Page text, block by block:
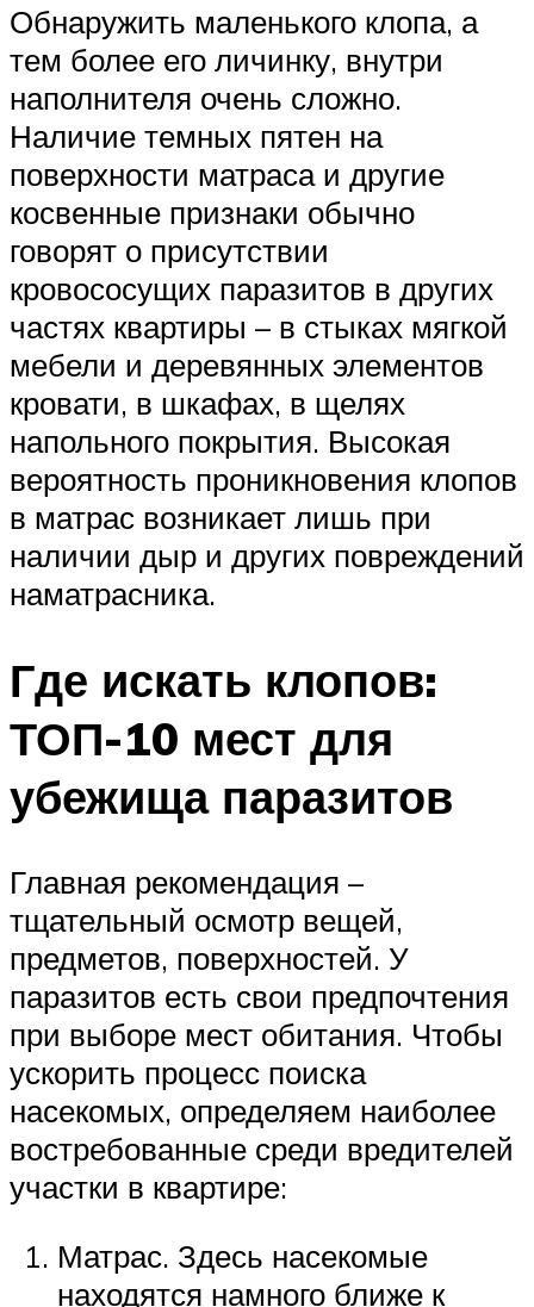
Обнаружить маленького клопа, а
тем более его личинку, внутри
наполнителя очень сложно.
Наличие темных пятен на
поверхности матраса и другие
косвенные признаки обычно
говорят о присутствии
кровососущих паразитов в других
частях квартиры – в стыках мягкой
мебели и деревянных элементов
кровати, в шкафах, в щелях
напольного покрытия. Высокая
вероятность проникновения клопов
в матрас возникает лишь при
наличии дыр и других повреждений
наматрасника.
Где искать клопов:
ТОП-10 мест для
убежища паразитов
Главная рекомендация –
тщательный осмотр вещей,
предметов, поверхностей. У
паразитов есть свои предпочтения
при выборе мест обитания. Чтобы
ускорить процесс поиска
насекомых, определяем наиболее
востребованные среди вредителей
участки в квартире:
Матрас. Здесь насекомые
находятся намного ближе к